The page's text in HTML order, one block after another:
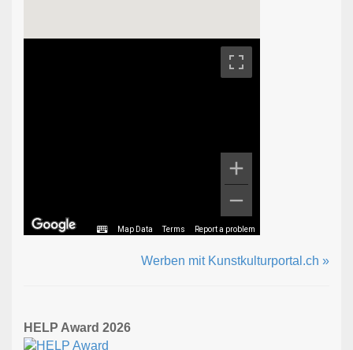
Map Data Terms Report a problem
Werben mit Kunstkulturportal.ch »
HELP Award 2026